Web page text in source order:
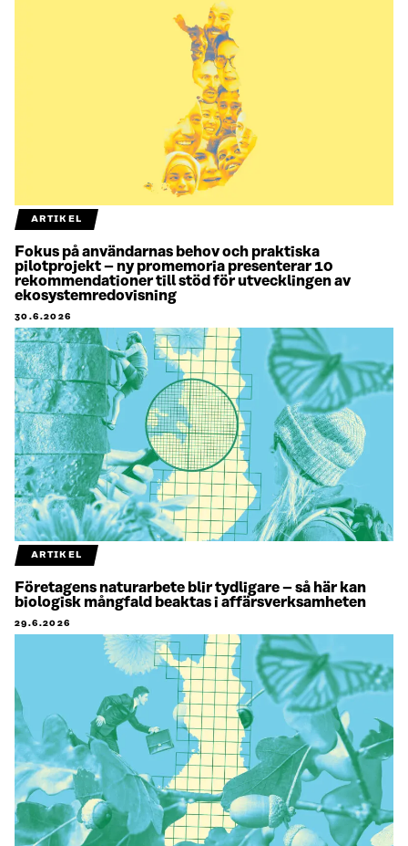
ARTIKEL
Fokus på användarnas behov och praktiska
pilotprojekt – ny promemoria presenterar 10
rekommendationer till stöd för utvecklingen av
ekosystemredovisning
30.6.2026
ARTIKEL
Företagens naturarbete blir tydligare – så här kan
biologisk mångfald beaktas i affärsverksamheten
29.6.2026